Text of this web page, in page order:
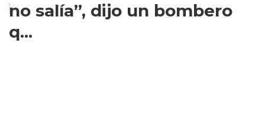
no salía”, dijo un bombero
q...